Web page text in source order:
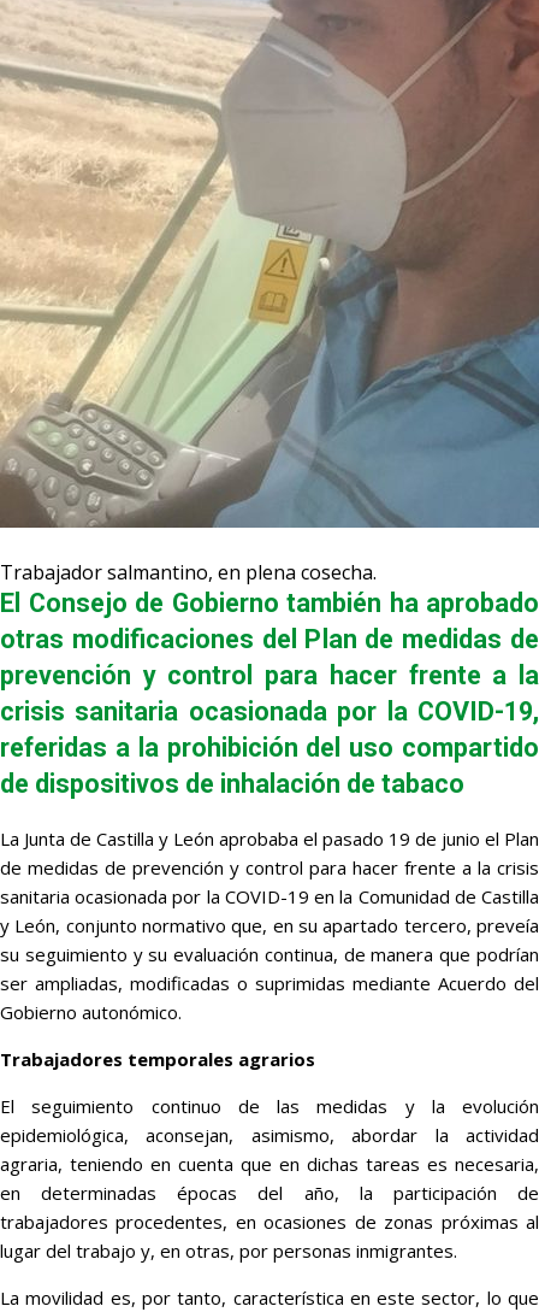
Trabajador salmantino, en plena cosecha.
El Consejo de Gobierno también ha aprobado
otras modificaciones del Plan de medidas de
prevención y control para hacer frente a la
crisis sanitaria ocasionada por la COVID-19,
referidas a la prohibición del uso compartido
de dispositivos de inhalación de tabaco
La Junta de Castilla y León aprobaba el pasado 19 de junio el Plan
de medidas de prevención y control para hacer frente a la crisis
sanitaria ocasionada por la COVID-19 en la Comunidad de Castilla
y León, conjunto normativo que, en su apartado tercero, preveía
su seguimiento y su evaluación continua, de manera que podrían
ser ampliadas, modificadas o suprimidas mediante Acuerdo del
Gobierno autonómico.
Trabajadores temporales agrarios
El seguimiento continuo de las medidas y la evolución
epidemiológica, aconsejan, asimismo, abordar la actividad
agraria, teniendo en cuenta que en dichas tareas es necesaria,
en determinadas épocas del año, la participación de
trabajadores procedentes, en ocasiones de zonas próximas al
lugar del trabajo y, en otras, por personas inmigrantes.
La movilidad es, por tanto, característica en este sector, lo que